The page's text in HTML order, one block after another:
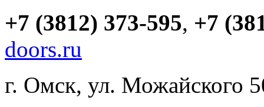
+7 (3812) 373-595, +7
doors.ru
г. Омск, ул. Можайского